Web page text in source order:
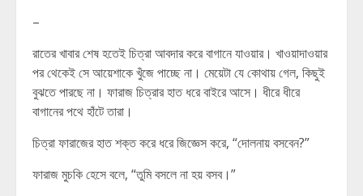
–
রাতের খাবার শেষ হতেই চিত্রা আবদার করে বাগানে যাওয়ার। খাওয়াদাওয়ার
পর থেকেই সে আয়েশাকে খুঁজে পাচ্ছে না। মেয়েটা যে কোথায় গেল, কিছুই
বুঝতে পারছে না। ফারাজ চিত্রার হাত ধরে বাইরে আসে। ধীরে ধীরে
বাগানের পথে হাঁটে তারা।
চিত্রা ফারাজের হাত শক্ত করে ধরে জিজ্ঞেস করে, “দোলনায় বসবেন?”
ফারাজ মুচকি হেসে বলে, “তুমি বসলে না হয় বসব।”